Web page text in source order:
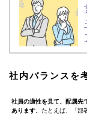
社内バランスを
社員の適性を見て、配属先
あります 。たとえば、「